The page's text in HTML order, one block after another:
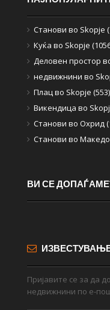
Станови во Skopje
Куќа во Skopje
Деловен простор
недвижнини во
Плац во Skopje (553)
Викендица во
Станови во Охрид
Станови во
ВИ СЕ
Пријавите се за да
недвижнини по е-